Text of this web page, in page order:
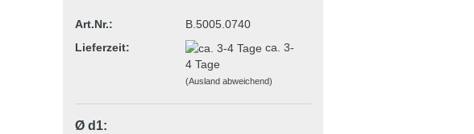
Art.Nr.:
B.5005.0740
Lieferzeit:
ca. 3-
4 Tage
(Ausland abweichend)
Ø d1: